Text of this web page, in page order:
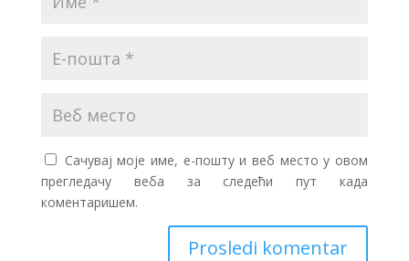
Сачувај моје име, е-пошту и веб место у овом
прегледачу веба за следећи пут када
коментаришем.